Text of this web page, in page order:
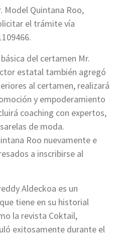
Model Quintana Roo,
el trámite vía
del certamen Mr.
estatal también agregó
al certamen, realizará
y empoderamiento
coaching con expertos,
de moda.
Roo nuevamente e
a inscribirse al
Aldeckoa es un
tiene en su historial
la revista Coktail,
exitosamente durante el